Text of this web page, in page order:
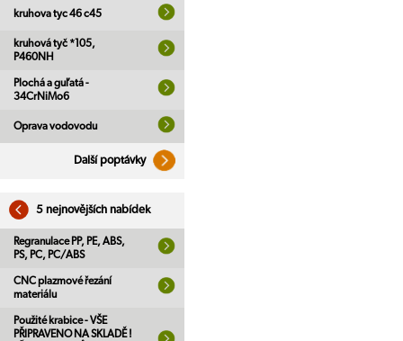
kruhova tyc 46 c45
kruhová tyč *105,
P460NH
Plochá a guľatá -
34CrNiMo6
Oprava vodovodu
Další poptávky
5 nejnovějších nabídek
Regranulace PP, PE, ABS,
PS, PC, PC/ABS
CNC plazmové řezání
materiálu
Použité krabice - VŠE
PŘIPRAVENO NA SKLADĚ !